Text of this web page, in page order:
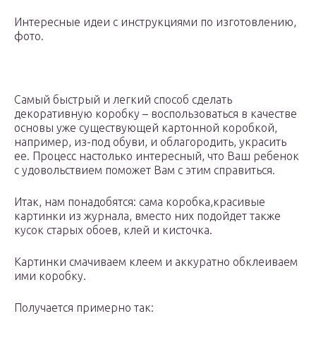
Интересные идеи с инструкциями по изготовлению,
фото.
Самый быстрый и легкий способ сделать
декоративную коробку – воспользоваться в качестве
основы уже существующей картонной коробкой,
например, из-под обуви, и облагородить, украсить
ее. Процесс настолько интересный, что Ваш ребенок
с удовольствием поможет Вам с этим справиться.
Итак, нам понадобятся: сама коробка,красивые
картинки из журнала, вместо них подойдет также
кусок старых обоев, клей и кисточка.
Картинки смачиваем клеем и аккуратно обклеиваем
ими коробку.
Получается примерно так: